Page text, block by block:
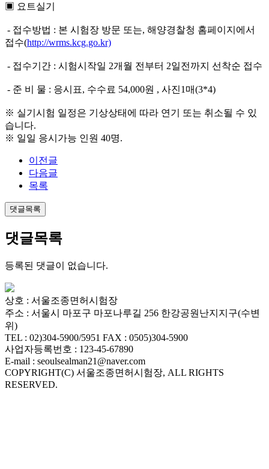
▣ 요트실기
- 접수방법 : 본 시험장 방문 또는, 해양경찰청 홈페이지에서
접수(http://wrms.kcg.go.kr)
- 접수기간 : 시험시작일 2개월 전부터 2일전까지 선착순 접수
- 준 비 물 : 응시표, 수수료 54,000원 , 사진1매(3*4)
※ 실기시험 일정은 기상상태에 따라 연기 또는 취소될 수 있
습니다.
※ 일일 응시가능 인원 40명.
이전글
다음글
목록
댓글목록
댓글목록
등록된 댓글이 없습니다.
서
울
출
장
안
마
파
주
출
상호 : 서울조종면허시험장
주소 : 서울시 마포구 마포나루길 256 한강공원난지지구(수변
위)
TEL : 02)304-5900/5951 FAX : 0505)304-5900
사업자등록번호 : 123-45-67890
E-mail : seoulsealman21@naver.com
COPYRIGHT(C) 서울조종면허시험장, ALL RIGHTS
RESERVED.